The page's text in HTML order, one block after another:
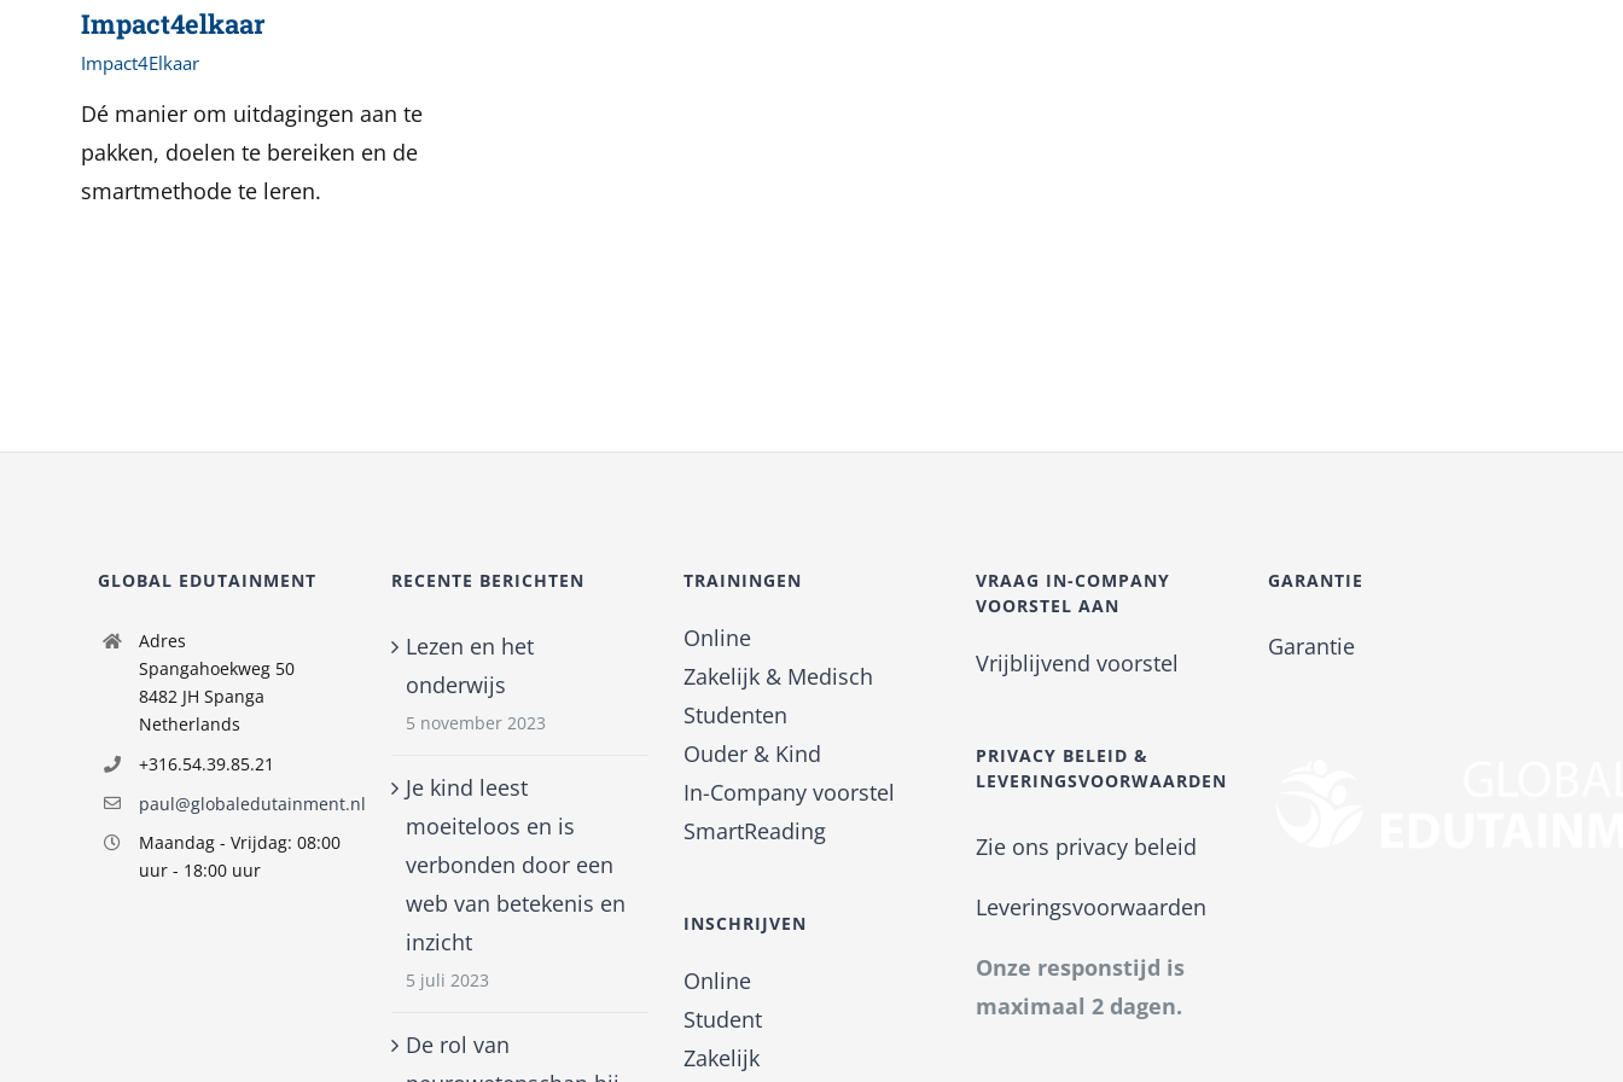
Impact4elkaar
Impact4Elkaar
Dé manier om uitdagingen aan te
pakken, doelen te bereiken en de
smartmethode te leren.
GLOBAL EDUTAINMENT
Adres
Spangahoekweg 50
8482 JH Spanga
Netherlands
+316.54.39.85.21
paul@globaledutainment.nl
Maandag - Vrijdag: 08:00
uur - 18:00 uur
RECENTE BERICHTEN
Lezen en het
onderwijs
5 november 2023
Je kind leest
moeiteloos en is
verbonden door een
web van betekenis en
inzicht
5 juli 2023
De rol van
TRAININGEN
Online
Zakelijk & Medisch
Studenten
Ouder & Kind
In-Company voorstel
SmartReading
INSCHRIJVEN
Online
Student
Zakelijk
VRAAG IN-COMPANY
VOORSTEL AAN
Vrijblijvend voorstel
PRIVACY BELEID &
LEVERINGSVOORWAARDEN
Zie ons privacy beleid
Leveringsvoorwaarden
Onze responstijd is
maximaal 2 dagen.
GARANTIE
Garantie